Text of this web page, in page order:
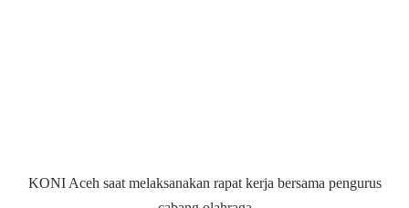
KONI Aceh saat melaksanakan rapat kerja bersama pengurus